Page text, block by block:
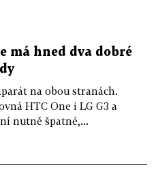
má hned dva dobré
na obou stranách.
HTC One i LG G3 a
nutně špatné,...